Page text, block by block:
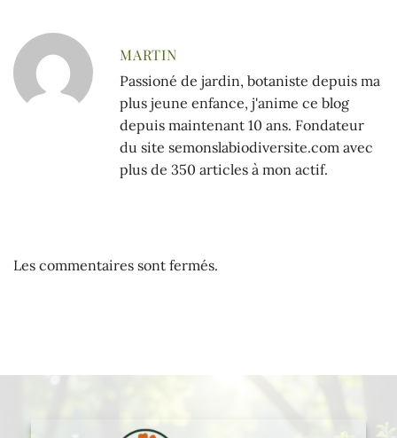
MARTIN
Passioné de jardin, botaniste depuis ma
plus jeune enfance, j'anime ce blog
depuis maintenant 10 ans. Fondateur
du site semonslabiodiversite.com avec
plus de 350 articles à mon actif.
Les commentaires sont fermés.